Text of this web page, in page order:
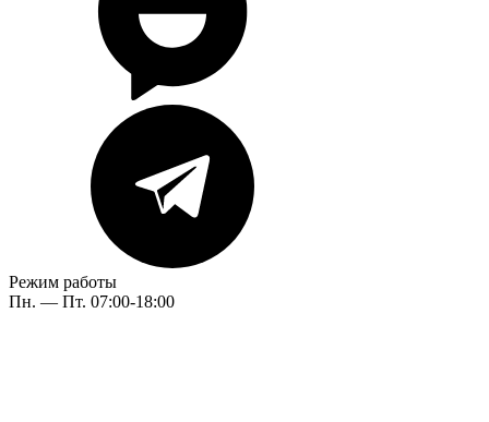
Режим работы
Пн. — Пт. 07:00-18:00